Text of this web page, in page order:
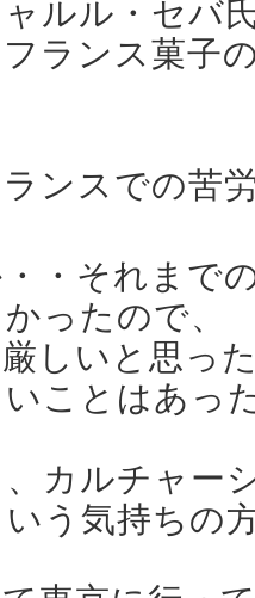
ルル・セバ
ランス菓子
ンスでの苦
・それまで
ったので、
しいと思っ
ことはあっ
カルチャー
う気持ちの